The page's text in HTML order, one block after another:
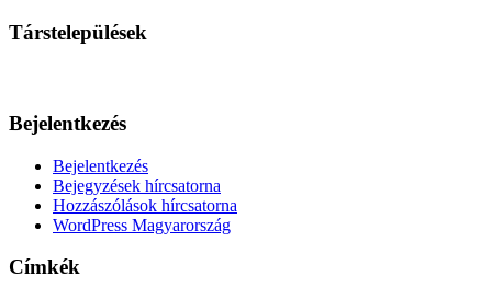
Társtelepülések
Bejelentkezés
Bejelentkezés
Bejegyzések hírcsatorna
Hozzászólások hírcsatorna
WordPress Magyarország
Címkék